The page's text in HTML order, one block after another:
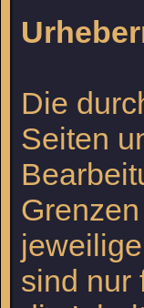
Die
Seiten
sind nur